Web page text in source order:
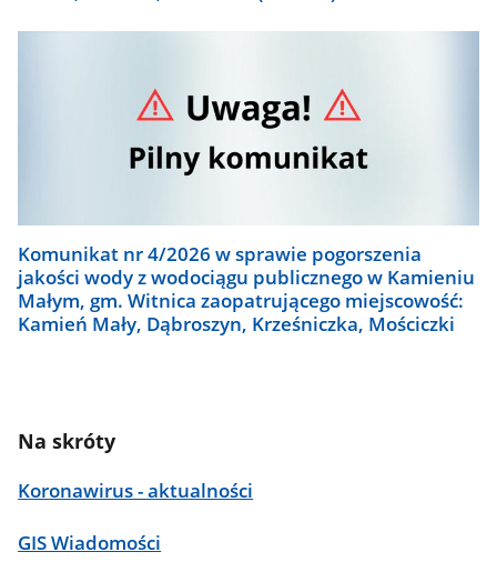
Komunikat nr 4/2026 w sprawie pogorszenia
jakości wody z wodociągu publicznego w Kamieniu
Małym, gm. Witnica zaopatrującego miejscowość:
Kamień Mały, Dąbroszyn, Krześniczka, Mościczki
Na skróty
Koronawirus - aktualności
GIS Wiadomości